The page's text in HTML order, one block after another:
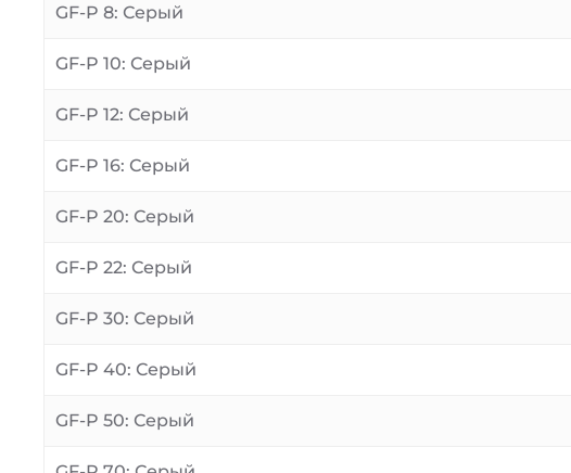
GF-P 8: Серый
GF-P 10: Серый
GF-P 12: Серый
GF-P 16: Серый
GF-P 20: Серый
GF-P 22: Серый
GF-P 30: Серый
GF-P 40: Серый
GF-P 50: Серый